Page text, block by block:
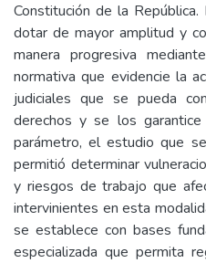
Constitución de la
dotar de mayor amplitud y
manera progresiva
normativa que evidencie la
judiciales que se pueda
derechos y se los
parámetro, el estudio que
permitió determinar
y riesgos de trabajo que
intervinientes en esta
se establece con bases
especializada que permita